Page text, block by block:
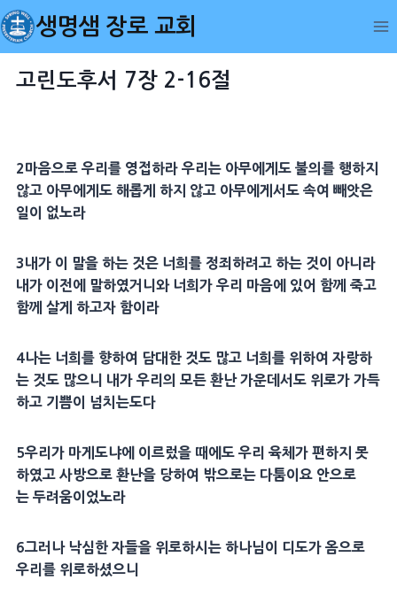
Skip
to
content
생명샘 장로 교회
고린도후서 7장 2-16절
2마음으로 우리를 영접하라 우리는 아무에게도 불의를 행하지
않고 아무에게도 해롭게 하지 않고 아무에게서도 속여 빼앗은
일이 없노라
3내가 이 말을 하는 것은 너희를 정죄하려고 하는 것이 아니라
내가 이전에 말하였거니와 너희가 우리 마음에 있어 함께 죽고
함께 살게 하고자 함이라
4나는 너희를 향하여 담대 한 것도 많고 너희를 위하여 자랑하
는 것도 많으니 내가 우리의 모든 환난가운데서도 위로가 가득
하고 기쁨이 넘치는도다
5우리가 마게도냐에 이르렀을 때에도 우리 육체가 편하지 못
하였고 사방으로 환난을 당하여 밖으로는 다툼이요 안으로
는 두려움이었노라
6그러나 낙심한 자들을 위로하시는 하나님이 디도가 옴으로
우리를 위로하셨으니